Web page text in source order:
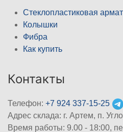
Стеклопластиковая
Колышки
Фибра
Как купить
Контакты
Телефон: +7 924 337-15-25
Адрес склада: г. Артем, п.
Время работы: 9.00 - 18:00,